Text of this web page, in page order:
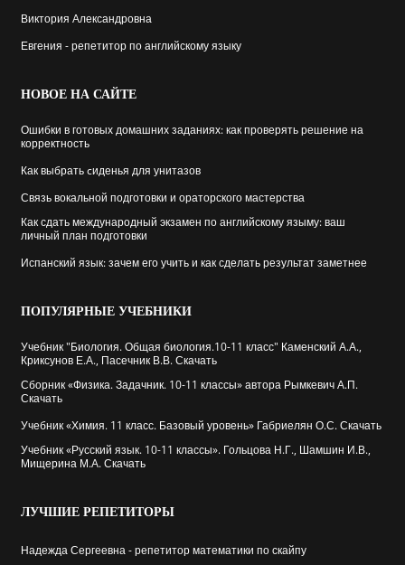
Виктория Александровна
Евгения - репетитор по английскому языку
НОВОЕ НА САЙТЕ
Ошибки в готовых домашних заданиях: как проверять решение на
корректность
Как выбрать cиденья для унитазов
Связь вокальной подготовки и ораторского мастерства
Как сдать международный экзамен по английскому языму: ваш
личный план подготовки
Испанский язык: зачем его учить и как сделать результат заметнее
ПОПУЛЯРНЫЕ УЧЕБНИКИ
Учебник "Биология. Общая биология.10-11 класс" Каменский А.А.,
Криксунов Е.А., Пасечник В.В. Скачать
Сборник «Физика. Задачник. 10-11 классы» автора Рымкевич А.П.
Скачать
Учебник «Химия. 11 класс. Базовый уровень» Габриелян О.С. Скачать
Учебник «Русский язык. 10-11 классы». Гольцова Н.Г., Шамшин И.В.,
Мищерина М.А. Скачать
ЛУЧШИЕ РЕПЕТИТОРЫ
Надежда Сергеевна - репетитор математики по скайпу